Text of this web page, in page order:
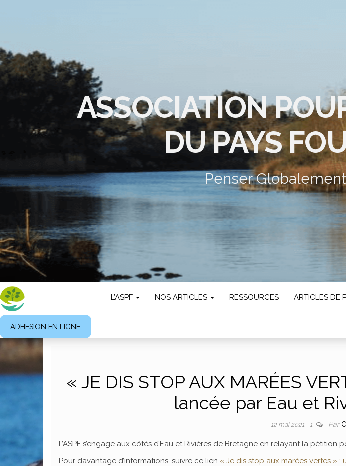
ASSOCIATION
DU PAYS
Penser
L’ASPF NOS ARTICLES RESSOURCES ARTICLES DE
ADHESION EN LIGNE
« JE DIS STOP AUX MARÉES
lancée par Eau et
12 mai 2021 1 Par
L’ASPF s’engage aux côtés d’Eau et Rivières de Bretagne en relayant la
Pour davantage d’informations, suivre ce lien « Je dis stop aux marées vertes »